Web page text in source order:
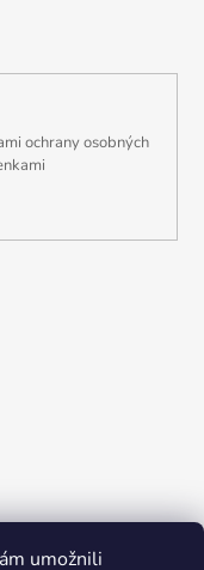
umožnili
ochrany osobných